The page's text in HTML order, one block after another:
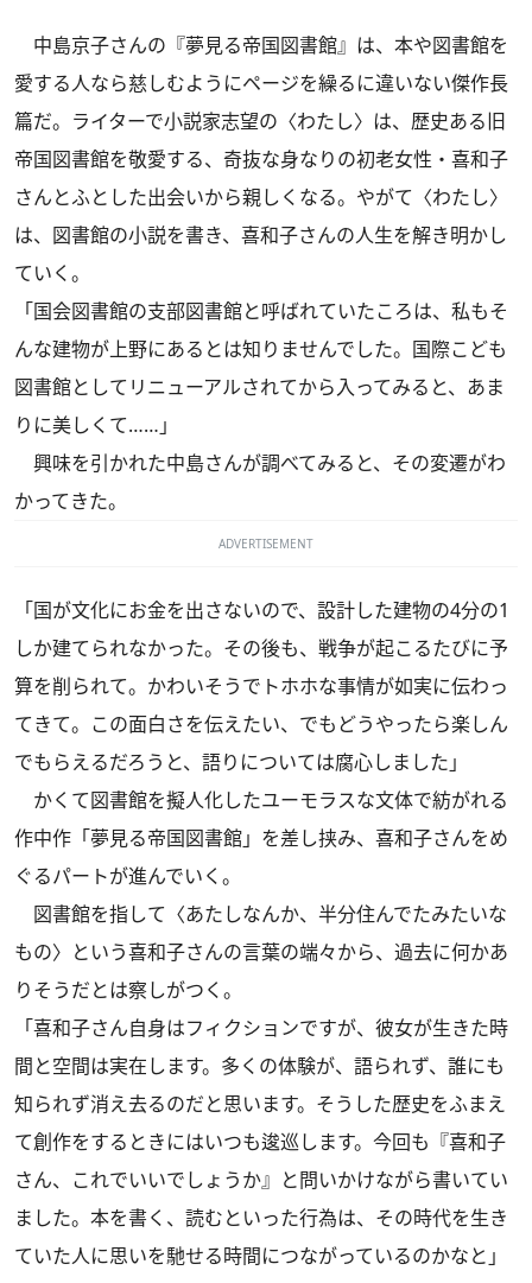
中島京子さんの『夢見る帝国図書館』は、本や図書館を
愛する人なら慈しむようにページを繰るに違いない傑作長
篇だ。ライターで小説家志望の〈わたし〉は、歴史ある旧
帝国図書館を敬愛する、奇抜な身なりの初老女性・喜和子
さんとふとした出会いから親しくなる。やがて〈わたし〉
は、図書館の小説を書き、喜和子さんの人生を解き明かし
ていく。
「国会図書館の支部図書館と呼ばれていたころは、私もそ
んな建物が上野にあるとは知りませんでした。国際こども
図書館としてリニューアルされてから入ってみると、あま
りに美しくて……」
興味を引かれた中島さんが調べてみると、その変遷がわ
かってきた。
ADVERTISEMENT
「国が文化にお金を出さないので、設計した建物の4分の1
しか建てられなかった。その後も、戦争が起こるたびに予
算を削られて。かわいそうでトホホな事情が如実に伝わっ
てきて。この面白さを伝えたい、でもどうやったら楽しん
でもらえるだろうと、語りについては腐心しました」
かくて図書館を擬人化したユーモラスな文体で紡がれる
作中作「夢見る帝国図書館」を差し挟み、喜和子さんをめ
ぐるパートが進んでいく。
図書館を指して〈あたしなんか、半分住んでたみたいな
もの〉という喜和子さんの言葉の端々から、過去に何かあ
りそうだとは察しがつく。
「喜和子さん自身はフィクションですが、彼女が生きた時
間と空間は実在します。多くの体験が、語られず、誰にも
知られず消え去るのだと思います。そうした歴史をふまえ
て創作をするときにはいつも逡巡します。今回も『喜和子
さん、これでいいでしょうか』と問いかけながら書いてい
ました。本を書く、読むといった行為は、その時代を生き
ていた人に思いを馳せる時間につながっているのかなと」